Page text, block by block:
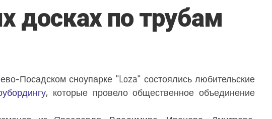
досках по трубам
Посадском сноупарке "Loza" состоялись любительские
, которые провело общественное объединение